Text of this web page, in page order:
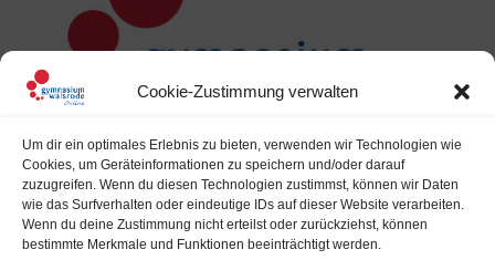
Cookie-Zustimmung verwalten
Um dir ein optimales Erlebnis zu bieten, verwenden wir Technologien wie
Cookies, um Geräteinformationen zu speichern und/oder darauf
zuzugreifen. Wenn du diesen Technologien zustimmst, können wir Daten
wie das Surfverhalten oder eindeutige IDs auf dieser Website verarbeiten.
Wenn du deine Zustimmung nicht erteilst oder zurückziehst, können
bestimmte Merkmale und Funktionen beeinträchtigt werden.
In der Zeit der Projektwoche vom 26.9.-2.10. wird der
verlässliche Ganztag nur eingeschränkt stattfinden.